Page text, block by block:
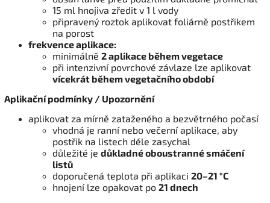
15 ml hnojiva zředit v 1 l vody
připravený roztok aplikovat foliárně postřikem
na porost
frekvence aplikace:
minimálně 2 aplikace během vegetace
při intenzivní povrchové závlaze lze aplikovat
vícekrát během vegetačního období
Aplikační podmínky / Upozornění
aplikovat za mírně zataženého a bezvětrného počasí
vhodná je ranní nebo večerní aplikace, aby
postřik na listech déle zasychal
důležité je důkladné oboustranné smáčení
listů
doporučená teplota při aplikaci 20–21 °C
hnojení lze opakovat po 21 dnech